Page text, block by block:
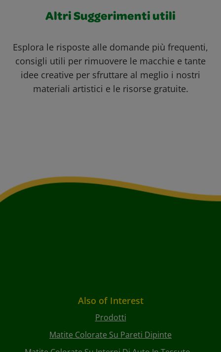
Altri Suggerimenti utili
Esplora le risposte alle domande più frequenti,
consigli utili per rimuovere le macchie e tante
idee creative per sfruttare al meglio i nostri
materiali artistici e le risorse gratuite.
Also of Interest
Prodotti
Matite Colorate Su Pareti Dipinte